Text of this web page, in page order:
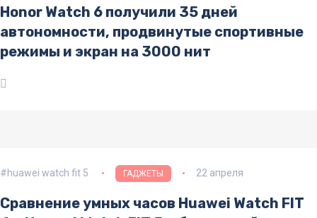
Honor Watch 6 получили 35 дней
автономности, продвинутые спортивные
режимы и экран на 3000 нит
huawei watch fit 5 ГАДЖЕТЫ 22 апреля
Сравнение умных часов Huawei Watch FIT